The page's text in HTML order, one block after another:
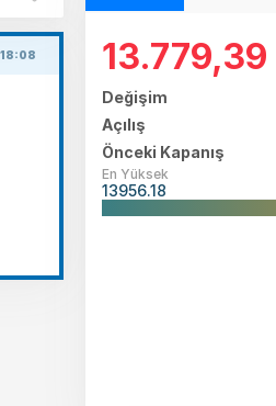
13.779,39
Değişim
Açılış
Önceki Kapanış
En Yüksek
13956.18